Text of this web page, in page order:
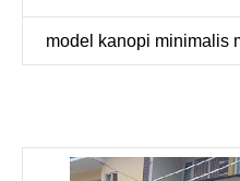
model kanopi minimalis